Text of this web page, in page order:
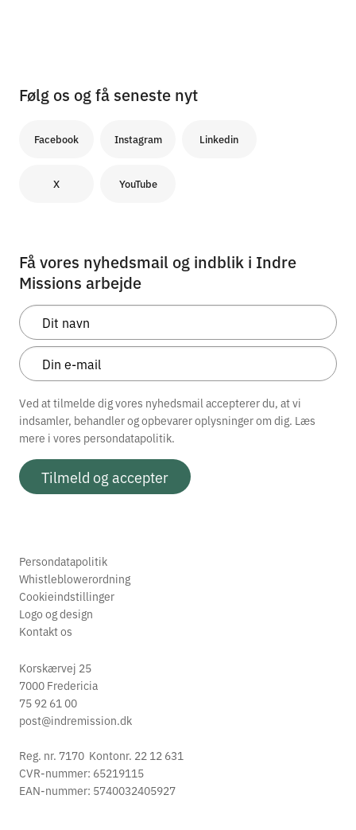
Følg os og få seneste nyt
Facebook Instagram Linkedin
X YouTube
Få vores nyhedsmail og indblik i Indre
Missions arbejde
Ved at tilmelde dig vores nyhedsmail accepterer du, at vi
indsamler, behandler og opbevarer oplysninger om dig. Læs
mere i vores persondatapolitik.
Tilmeld og accepter
Persondatapolitik
Whistleblowerordning
Cookieindstillinger
Logo og design
Kontakt os
Korskærvej 25
7000 Fredericia
75 92 61 00
post@indremission.dk
Reg. nr. 7170 Kontonr. 22 12 631
CVR-nummer: 65219115
EAN-nummer: 5740032405927